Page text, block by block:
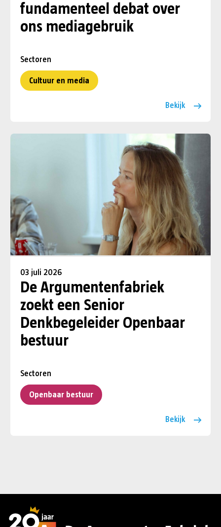
fundamenteel debat over
ons mediagebruik
Sectoren
Cultuur en media
Bekijk
03 juli 2026
De Argumentenfabriek
zoekt een Senior
Denkbegeleider Openbaar
bestuur
Sectoren
Openbaar bestuur
Bekijk